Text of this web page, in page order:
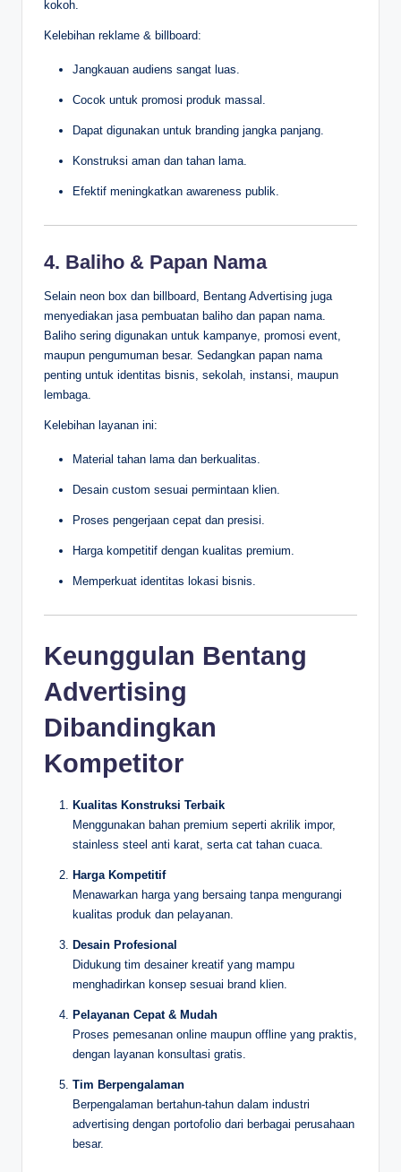
kokoh.
Kelebihan reklame & billboard:
Jangkauan audiens sangat luas.
Cocok untuk promosi produk massal.
Dapat digunakan untuk branding jangka panjang.
Konstruksi aman dan tahan lama.
Efektif meningkatkan awareness publik.
4. Baliho & Papan Nama
Selain neon box dan billboard, Bentang Advertising juga
menyediakan jasa pembuatan baliho dan papan nama.
Baliho sering digunakan untuk kampanye, promosi event,
maupun pengumuman besar. Sedangkan papan nama
penting untuk identitas bisnis, sekolah, instansi, maupun
lembaga.
Kelebihan layanan ini:
Material tahan lama dan berkualitas.
Desain custom sesuai permintaan klien.
Proses pengerjaan cepat dan presisi.
Harga kompetitif dengan kualitas premium.
Memperkuat identitas lokasi bisnis.
Keunggulan Bentang
Advertising
Dibandingkan
Kompetitor
Kualitas Konstruksi Terbaik
Menggunakan bahan premium seperti akrilik impor,
stainless steel anti karat, serta cat tahan cuaca.
Harga Kompetitif
Menawarkan harga yang bersaing tanpa mengurangi
kualitas produk dan pelayanan.
Desain Profesional
Didukung tim desainer kreatif yang mampu
menghadirkan konsep sesuai brand klien.
Pelayanan Cepat & Mudah
Proses pemesanan online maupun offline yang praktis,
dengan layanan konsultasi gratis.
Tim Berpengalaman
Berpengalaman bertahun-tahun dalam industri
advertising dengan portofolio dari berbagai perusahaan
besar.